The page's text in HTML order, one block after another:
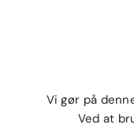
Vi gør på
Ved at